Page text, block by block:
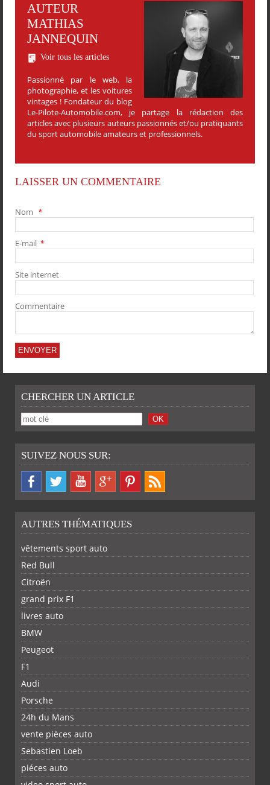
AUTEUR
MATHIAS
JANNEQUIN
Voir tous les articles
Passionné par le web, la
photographie, et les voitures
vintages ! Fondateur du blog
Le-Pilote-Automobile.com, je partage la rédaction des
articles avec plusieurs auteurs passionnés et/ou pratiquants
du sport automobile amateurs et professionnels.
LAISSER UN COMMENTAIRE
Nom *
E-mail *
Site internet
Commentaire
CHERCHER UN ARTICLE
SUIVEZ NOUS SUR:
FACEBOOKTWITTER
AUTRES THÉMATIQUES
vêtements sport auto
Red Bull
Citroën
grand prix F1
livres auto
BMW
Peugeot
F1
Audi
Porsche
24h du Mans
vente pièces auto
Sebastien Loeb
piéces auto